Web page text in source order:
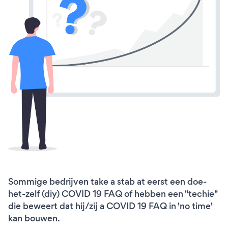
Sommige bedrijven take a stab at eerst een doe-
het-zelf (diy) COVID 19 FAQ of hebben een "techie"
die beweert dat hij/zij a COVID 19 FAQ in 'no time'
kan bouwen.